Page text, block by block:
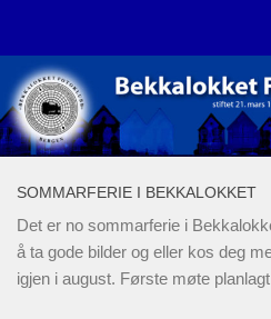
SOMMARFERIE I BEKKALOKKET
Det er no sommarferie i
å ta gode bilder og eller kos deg
igjen i august. Første møte